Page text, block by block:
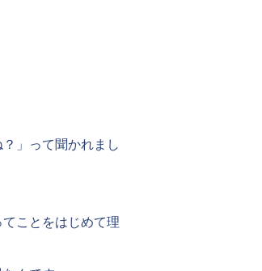
」って聞かれまし
ことをはじめて理